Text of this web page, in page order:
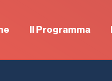
Il Programma